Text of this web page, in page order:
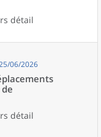
détail
06/2026
détail